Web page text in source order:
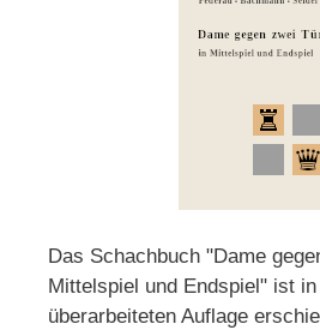
Das Schachbuch "Dame
Mittelspiel und Endspiel" ist
überarbeiteten Auflage